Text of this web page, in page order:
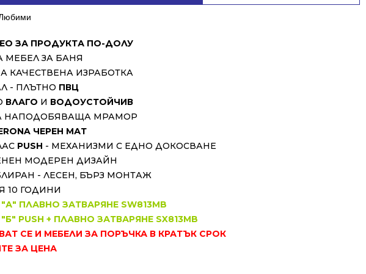
ЗА ПРОДУКТА ПО-ДОЛУ
МЕБЕЛ ЗА БАНЯ
КАЧЕСТВЕНА ИЗРАБОТКА
- ПЛЪТНО ПВЦ
ВЛАГО И ВОДОУСТОЙЧИВ
НАПОДОБЯВАЩА МРАМОР
ЧЕРЕН МАТ
PUSH - МЕХАНИЗМИ С ЕДНО ДОКОСВАНЕ
МОДЕРЕН ДИЗАЙН
- ЛЕСЕН, БЪРЗ МОНТАЖ
10 ГОДИНИ
ПЛАВНО ЗАТВАРЯНЕ SW813MB
PUSH + ПЛАВНО ЗАТВАРЯНЕ SX813MB
СЕ И МЕБЕЛИ ЗА ПОРЪЧКА В КРАТЪК СРОК
ЗА ЦЕНА